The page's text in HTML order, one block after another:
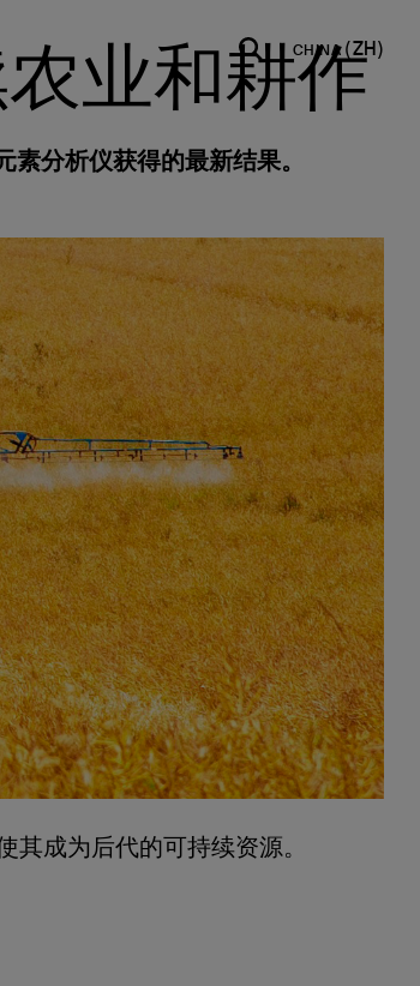
CHINA
USA
Français
WORLD
Español
Français
Deutsch
Pусский
业和耕作
素分析仪获得的最新结果。
其成为后代的可持续资源。